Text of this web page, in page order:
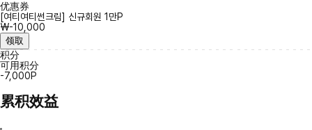
优惠券
[여티여티썬크림] 신규회원 1만P
₩-10,000
领取
积分
可用积分
-7,000P
累积效益